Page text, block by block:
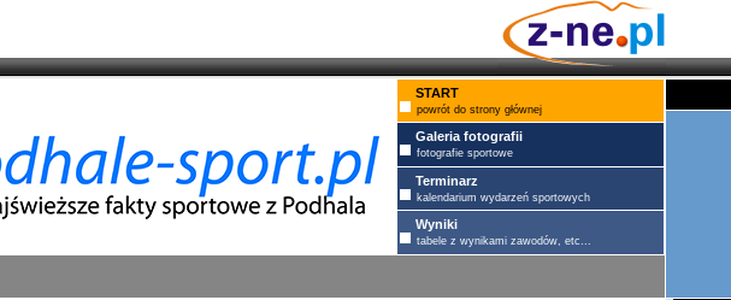
START
powrót do strony głównej
Galeria fotografii
fotografie sportowe
Terminarz
kalendarium wydarzeń sportowych
Wyniki
tabele z wynikami zawodów, etc...